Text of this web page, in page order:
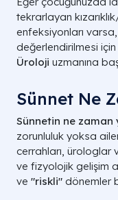
tekrarlayan
enfeksiyonları
değerlendirilmesi
Üroloji uzmanına
Sünnet Ne
Sünnetin ne zaman
zorunluluk yoksa
cerrahları, ürologlar
ve fizyolojik gelişim
ve "riskli" dönemler